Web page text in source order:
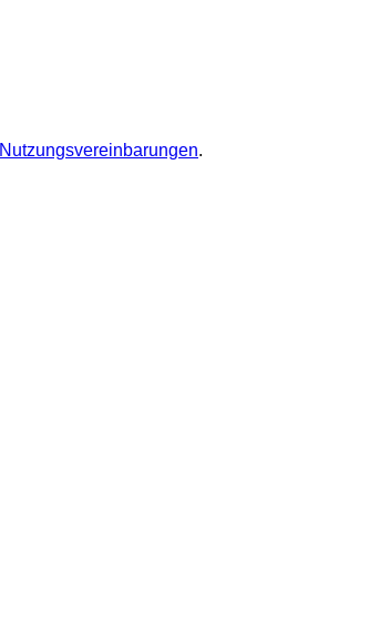
Nutzungsvereinbarungen.